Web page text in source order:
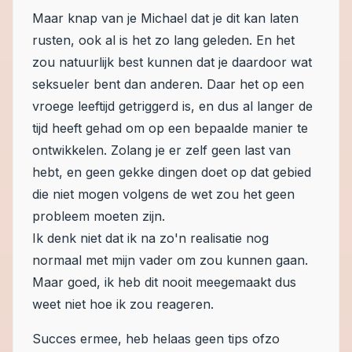
Maar knap van je Michael dat je dit kan laten
rusten, ook al is het zo lang geleden. En het
zou natuurlijk best kunnen dat je daardoor wat
seksueler bent dan anderen. Daar het op een
vroege leeftijd getriggerd is, en dus al langer de
tijd heeft gehad om op een bepaalde manier te
ontwikkelen. Zolang je er zelf geen last van
hebt, en geen gekke dingen doet op dat gebied
die niet mogen volgens de wet zou het geen
probleem moeten zijn.
Ik denk niet dat ik na zo'n realisatie nog
normaal met mijn vader om zou kunnen gaan.
Maar goed, ik heb dit nooit meegemaakt dus
weet niet hoe ik zou reageren.
Succes ermee, heb helaas geen tips ofzo